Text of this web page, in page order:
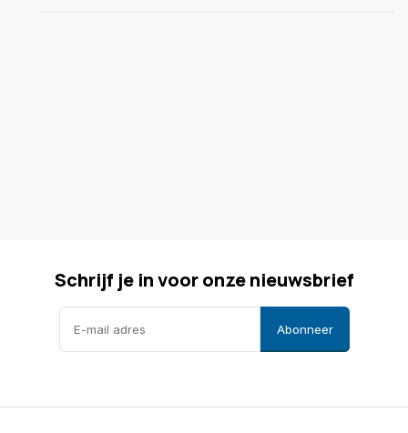
Schrijf je in voor onze nieuwsbrief
Abonneer